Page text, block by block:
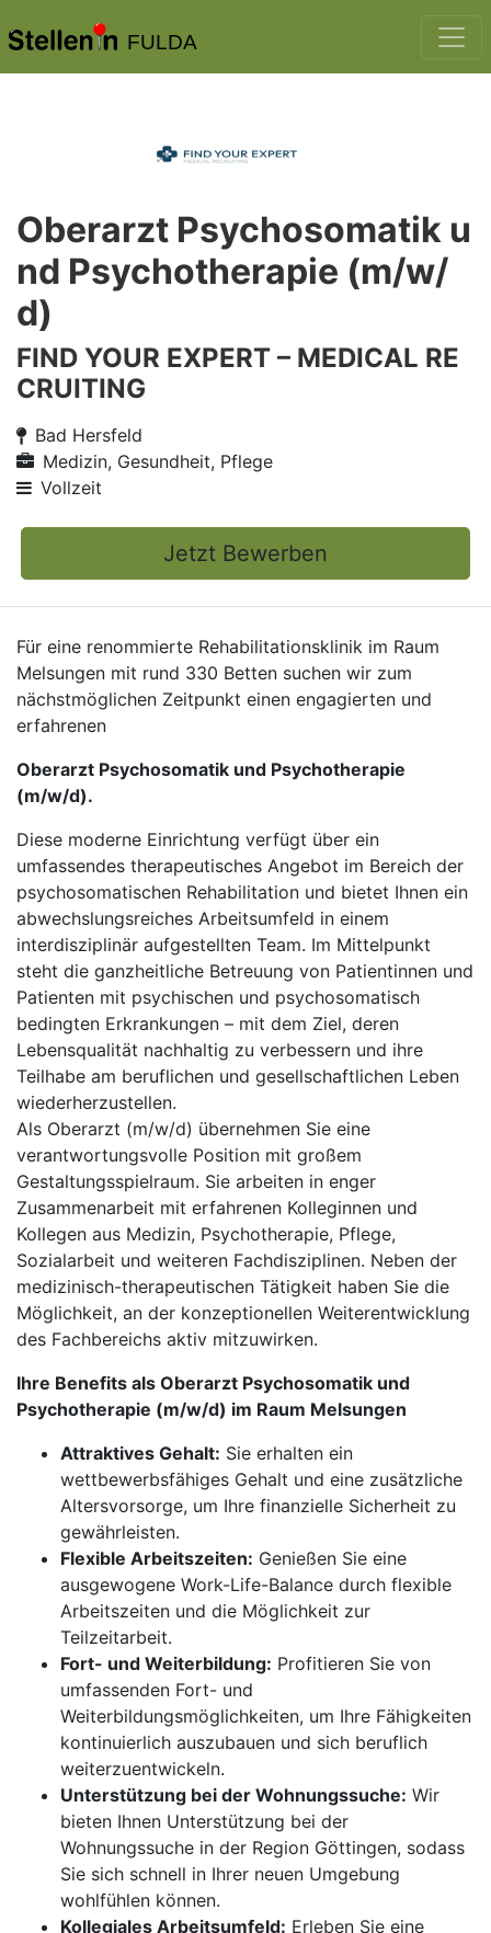
FULDA
Oberarzt Psychosomatik u
nd Psychotherapie (m/w/
d)
FIND YOUR EXPERT – MEDICAL RE
CRUITING
Bad Hersfeld
Medizin, Gesundheit, Pflege
Vollzeit
Jetzt Bewerben
Für eine renommierte Rehabilitationsklinik im Raum
Melsungen mit rund 330 Betten suchen wir zum
nächstmöglichen Zeitpunkt einen engagierten und
erfahrenen
Oberarzt Psychosomatik und Psychotherapie
(m/w/d).
Diese moderne Einrichtung verfügt über ein
umfassendes therapeutisches Angebot im Bereich der
psychosomatischen Rehabilitation und bietet Ihnen ein
abwechslungsreiches Arbeitsumfeld in einem
interdisziplinär aufgestellten Team. Im Mittelpunkt
steht die ganzheitliche Betreuung von Patientinnen und
Patienten mit psychischen und psychosomatisch
bedingten Erkrankungen – mit dem Ziel, deren
Lebensqualität nachhaltig zu verbessern und ihre
Teilhabe am beruflichen und gesellschaftlichen Leben
wiederherzustellen.
Als Oberarzt (m/w/d) übernehmen Sie eine
verantwortungsvolle Position mit großem
Gestaltungsspielraum. Sie arbeiten in enger
Zusammenarbeit mit erfahrenen Kolleginnen und
Kollegen aus Medizin, Psychotherapie, Pflege,
Sozialarbeit und weiteren Fachdisziplinen. Neben der
medizinisch-therapeutischen Tätigkeit haben Sie die
Möglichkeit, an der konzeptionellen Weiterentwicklung
des Fachbereichs aktiv mitzuwirken.
Ihre Benefits als Oberarzt Psychosomatik und
Psychotherapie (m/w/d) im Raum Melsungen
Attraktives Gehalt: Sie erhalten ein
wettbewerbsfähiges Gehalt und eine zusätzliche
Altersvorsorge, um Ihre finanzielle Sicherheit zu
gewährleisten.
Flexible Arbeitszeiten: Genießen Sie eine
ausgewogene Work-Life-Balance durch flexible
Arbeitszeiten und die Möglichkeit zur
Teilzeitarbeit.
Fort- und Weiterbildung: Profitieren Sie von
umfassenden Fort- und
Weiterbildungsmöglichkeiten, um Ihre Fähigkeiten
kontinuierlich auszubauen und sich beruflich
weiterzuentwickeln.
Unterstützung bei der Wohnungssuche: Wir
bieten Ihnen Unterstützung bei der
Wohnungssuche in der Region Göttingen, sodass
Sie sich schnell in Ihrer neuen Umgebung
wohlfühlen können.
Kollegiales Arbeitsumfeld: Erleben Sie eine